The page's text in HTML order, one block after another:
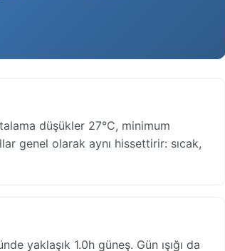
düşükler 27°C, minimum
genel olarak aynı hissettirir: sıcak,
yaklaşık 1.0h güneş. Gün ışığı da